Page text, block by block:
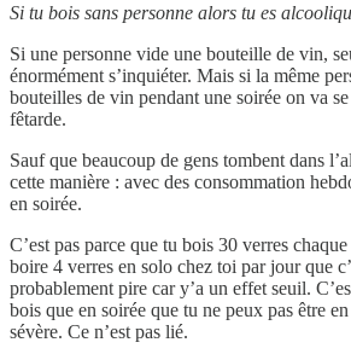
Si tu bois sans personne alors tu es
Si une personne vide une bouteille de vin,
énormément s’inquiéter. Mais si la même
bouteilles de vin pendant une soirée on va
fêtarde.
Sauf que beaucoup de gens tombent dans
cette manière : avec des consommation
en soirée.
C’est pas parce que tu bois 30 verres
boire 4 verres en solo chez toi par jour que
probablement pire car y’a un effet seuil.
bois que en soirée que tu ne peux pas être
sévère. Ce n’est pas lié.